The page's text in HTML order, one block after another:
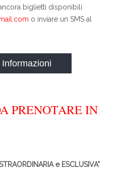
biglietti disponibili
o inviare un SMS al
PRENOTARE IN
e ESCLUSIVA"